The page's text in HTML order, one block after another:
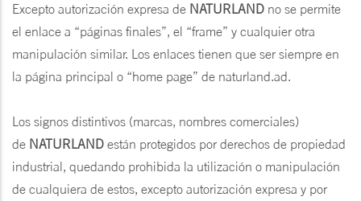
Excepto autorización expresa de NATURLAND no se permite
el enlace a “páginas finales”, el “frame” y cualquier otra
manipulación similar. Los enlaces tienen que ser siempre en
la página principal o “home page” de naturland.ad.
Los signos distintivos (marcas, nombres comerciales)
de NATURLAND están protegidos por derechos de propiedad
industrial, quedando prohibida la utilización o manipulación
de cualquiera de estos, excepto autorización expresa y por